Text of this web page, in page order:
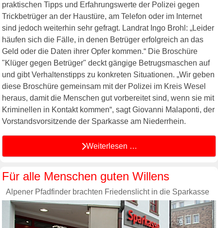
praktischen Tipps und Erfahrungswerte der Polizei gegen
Trickbetrüger an der Haustüre, am Telefon oder im Internet
sind jedoch weiterhin sehr gefragt. Landrat Ingo Brohl: „Leider
häufen sich die Fälle, in denen Betrüger erfolgreich an das
Geld oder die Daten ihrer Opfer kommen.“ Die Broschüre
"Klüger gegen Betrüger" deckt gängige Betrugsmaschen auf
und gibt Verhaltenstipps zu konkreten Situationen. „Wir geben
diese Broschüre gemeinsam mit der Polizei im Kreis Wesel
heraus, damit die Menschen gut vorbereitet sind, wenn sie mit
Kriminellen in Kontakt kommen“, sagt Giovanni Malaponti, der
Vorstandsvorsitzende der Sparkasse am Niederrhein.
Weiterlesen …
Für alle Menschen guten Willens
Alpener Pfadfinder brachten Friedenslicht in die Sparkasse